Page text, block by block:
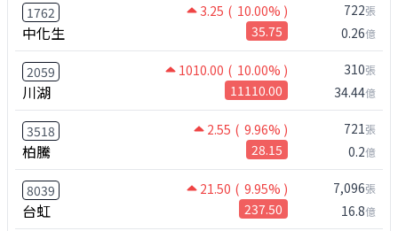
1762 3.25 ( 10.00% )
中化生 35.75
722張
0.26億
2059 1010.00 ( 10.00% )
川湖 11110.00
310張
34.44億
3518 2.55 ( 9.96% )
柏騰 28.15
721張
0.2億
8039 21.50 ( 9.95% )
台虹 237.50
7,096張
16.8億